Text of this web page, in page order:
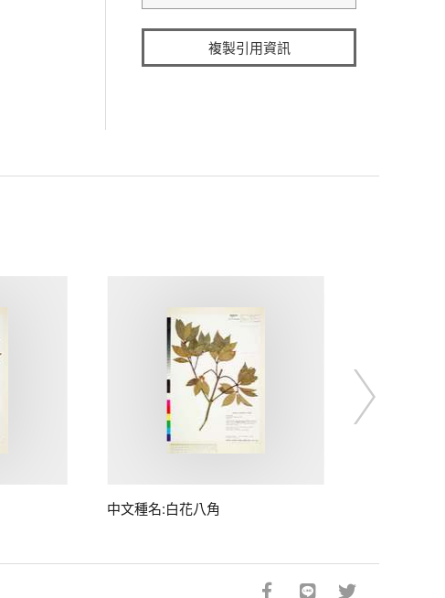
複製引用資訊
中文種名:白花八角